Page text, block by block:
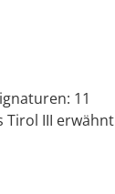
11
Tirol III erwähnt